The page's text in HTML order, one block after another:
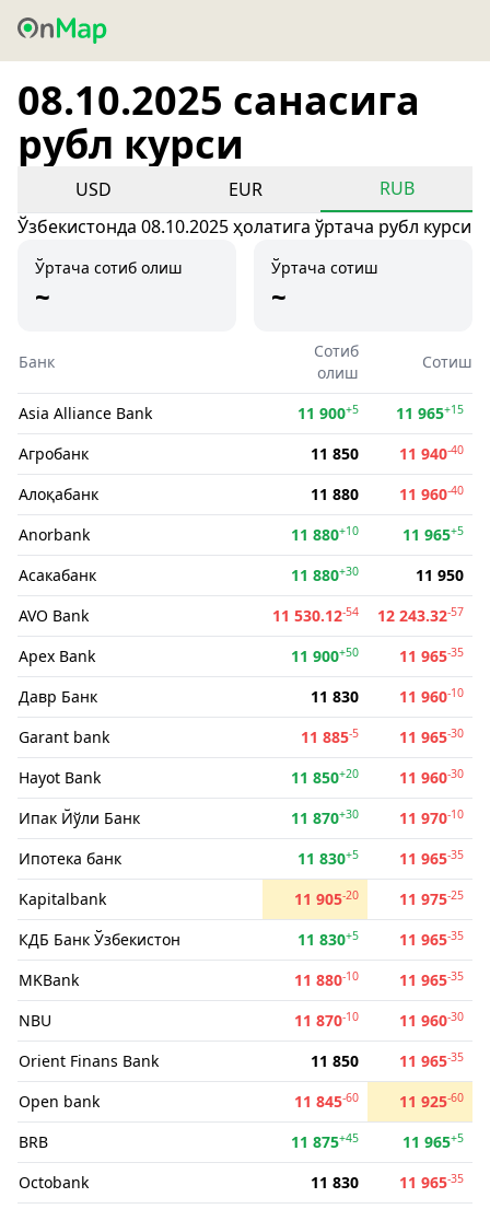
08.10.2025 санасига
рубл курси
USD EUR
RUB
Ўзбекистонда 08.10.2025 ҳолатига ўртача рубл курси
Ўртача сотиб олиш
~
Ўртача сотиш
~
Банк
Сотиб
олиш
Сотиш
Asia Alliance Bank 11 900+5 11 965+15
Агробанк 11 850 11 940-40
Алоқабанк 11 880 11 960-40
Anorbank 11 880+10 11 965+5
Асакабанк 11 880+30
11 950
AVO Bank
11 530.12-54 12 243.32-57
Apex Bank 11 900+50 11 965-35
Давр Банк 11 830 11 960-10
Garant bank 11 885-5 11 965-30
Hayot Bank 11 850+20 11 960-30
Ипак Йўли Банк 11 870+30 11 970-10
Ипотека банк 11 830+5 11 965-35
Kapitalbank 11 905-20 11 975-25
КДБ Банк Ўзбекистон 11 830+5 11 965-35
MKBank 11 880-10 11 965-35
NBU 11 870-10 11 960-30
Orient Finans Bank 11 850 11 965-35
Open bank 11 845-60 11 925-60
BRB 11 875+45 11 965+5
Octobank 11 830 11 965-35